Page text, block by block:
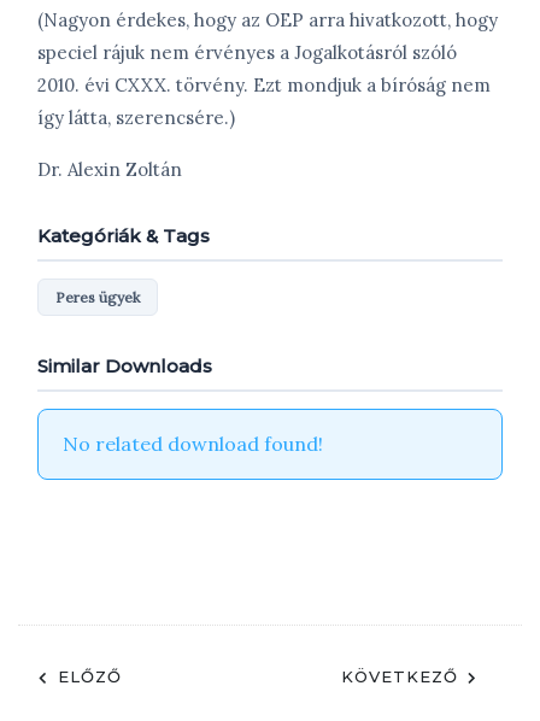
(Nagyon érdekes, hogy az OEP arra hivatkozott, hogy
speciel rájuk nem érvényes a Jogalkotásról szóló
2010. évi CXXX. törvény. Ezt mondjuk a bíróság nem
így látta, szerencsére.)
Dr. Alexin Zoltán
Kategóriák & Tags
Peres ügyek
Similar Downloads
No related download found!
ELŐZŐ KÖVETKEZŐ